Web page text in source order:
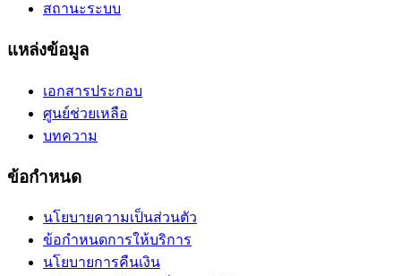
สถานะระบบ
แหล่งข้อมูล
เอกสารประกอบ
ศูนย์ช่วยเหลือ
บทความ
ข้อกำหนด
นโยบายความเป็นส่วนตัว
ข้อกำหนดการให้บริการ
นโยบายการคืนเงิน